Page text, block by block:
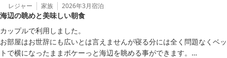
レジャー 家族 2026年3月宿泊
海辺の眺めと美味しい朝食
カップルで利用しました。
お部屋はお世辞にも広いとは言えませんが寝る分には全く問題なくベッ
トで横になったままボケーっと海辺を眺める事ができます。